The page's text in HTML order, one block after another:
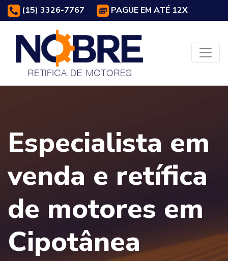
(15) 3326-7767 PAGUE EM ATÉ 12X
Especialista em
venda e retífica
de motores em
Cipotânea